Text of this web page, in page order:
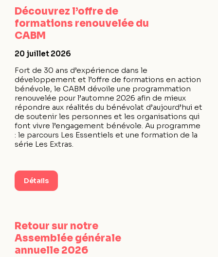
Découvrez l’offre de
formations renouvelée du
CABM
20 juillet 2026
Fort de 30 ans d’expérience dans le
développement et l’offre de formations en action
bénévole, le CABM dévoile une programmation
renouvelée pour l’automne 2026 afin de mieux
répondre aux réalités du bénévolat d’aujourd’hui et
de soutenir les personnes et les organisations qui
font vivre l’engagement bénévole. Au programme
: le parcours Les Essentiels et une formation de la
série Les Extras.
Détails
Retour sur notre
Assemblée générale
annuelle 2026